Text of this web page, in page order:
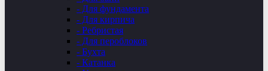
- Для фундамента
- Для кирпича
- Ребристая
- Для пероблоков
- Бухта
- Катанка